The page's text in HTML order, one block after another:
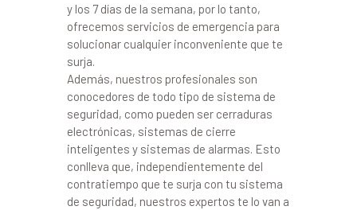
y los 7 días de la semana, por lo tanto,
ofrecemos servicios de emergencia para
solucionar cualquier inconveniente que te
surja.
Además, nuestros profesionales son
conocedores de todo tipo de sistema de
seguridad, como pueden ser cerraduras
electrónicas, sistemas de cierre
inteligentes y sistemas de alarmas. Esto
conlleva que, independientemente del
contratiempo que te surja con tu sistema
de seguridad, nuestros expertos te lo van a